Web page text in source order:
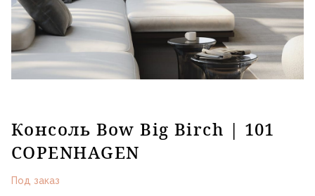
Консоль Bow Big Birch | 101
COPENHAGEN
Под заказ